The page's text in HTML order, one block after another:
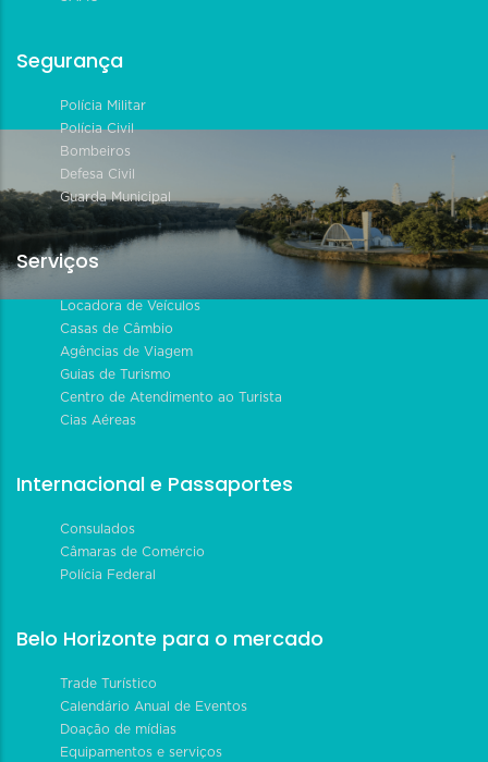
Segurança
Polícia Militar
Polícia Civil
Bombeiros
Defesa Civil
Guarda Municipal
Serviços
Locadora de Veículos
Casas de Câmbio
Agências de Viagem
Guias de Turismo
Centro de Atendimento ao Turista
Cias Aéreas
Internacional e Passaportes
Consulados
Câmaras de Comércio
Polícia Federal
Belo Horizonte para o mercado
Trade Turístico
Calendário Anual de Eventos
Doação de mídias
Equipamentos e serviços